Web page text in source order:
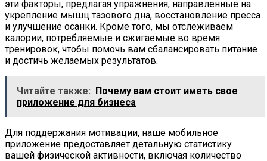
эти факторы, предлагая упражнения, направленные на
укрепление мышц тазового дна, восстановление пресса
и улучшение осанки. Кроме того, мы отслеживаем
калории, потребляемые и сжигаемые во время
тренировок, чтобы помочь вам сбалансировать питание
и достичь желаемых результатов.
Читайте также: Почему вам стоит иметь свое
приложение для бизнеса
Для поддержания мотивации, наше мобильное
приложение предоставляет детальную статистику
вашей физической активности, включая количество